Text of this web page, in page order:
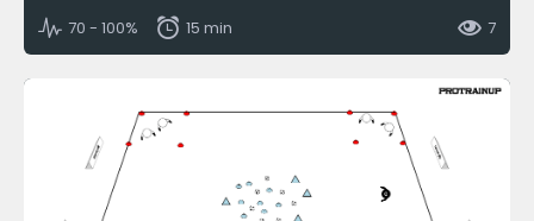
70 - 100% 15 min 7